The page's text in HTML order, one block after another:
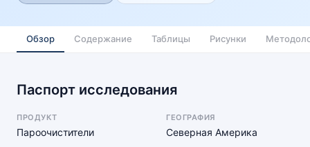
Обзор Содержание Таблицы Рисунки
Паспорт исследования
ПРОДУКТ
Пароочистители
ГЕОГРАФИЯ
Северная Америка